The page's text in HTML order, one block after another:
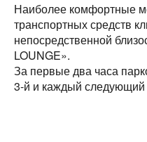
Наиболее комфортные
транспортных средств
непосредственной
LOUNGE».
За первые два часа
3-й и каждый следующий